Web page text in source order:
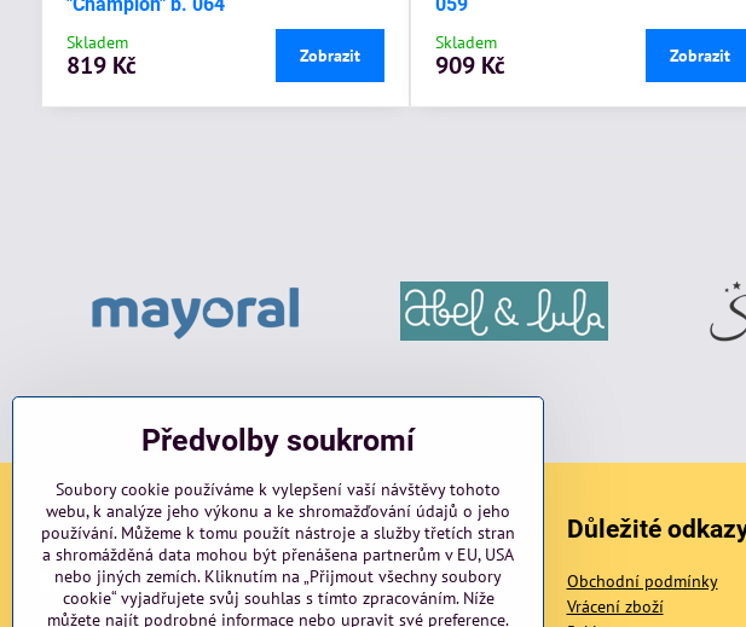
Skladem
819 Kč Zobrazit
Skladem
909 Kč Zobrazit
Sociální sítě
Facebook Instagram blog
Důležité
Obchodní podmínky
Vrácení zboží
Předvolby soukromí
Soubory cookie používáme k vylepšení vaší návštěvy tohoto
webu, k analýze jeho výkonu a ke shromažďování údajů o jeho
používání. Můžeme k tomu použít nástroje a služby třetích stran
a shromážděná data mohou být přenášena partnerům v EU, USA
nebo jiných zemích. Kliknutím na „Přijmout všechny soubory
cookie“ vyjadřujete svůj souhlas s tímto zpracováním. Níže
můžete najít podrobné informace nebo upravit své preference.